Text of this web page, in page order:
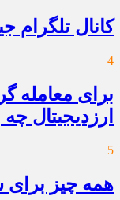
کانال تلگرام
4
برای معامله
ارزدیجیتال
5
همه چیز